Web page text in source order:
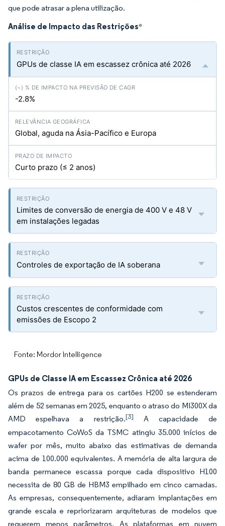
que pode atrasar a plena utilização.
Análise de Impacto das Restrições*
GPUs de classe IA em escassez crônica até 2026
-2.8%
Global, aguda na Ásia-Pacífico e Europa
Curto prazo (≤ 2 anos)
Limites de conversão de energia de 400 V e 48 V
em instalações legadas
Controles de exportação de IA soberana
Custos crescentes de conformidade com
emissões de Escopo 2
Fonte: Mordor Intelligence
GPUs de Classe IA em Escassez Crônica até 2026
Os prazos de entrega para os cartões H200 se estenderam
além de 52 semanas em 2025, enquanto o atraso do MI300X da
AMD espelhava a restrição.[3] A capacidade de
empacotamento CoWoS da TSMC atingiu 35.000 inícios de
wafer por mês, muito abaixo das estimativas de demanda
acima de 100.000 equivalentes. A memória de alta largura de
banda permanece escassa porque cada dispositivo H100
necessita de 80 GB de HBM3 empilhado em cinco camadas.
As empresas, consequentemente, adiaram implantações em
grande escala e repriorizaram arquiteturas de modelos que
requerem menos parâmetros. As plataformas em nuvem